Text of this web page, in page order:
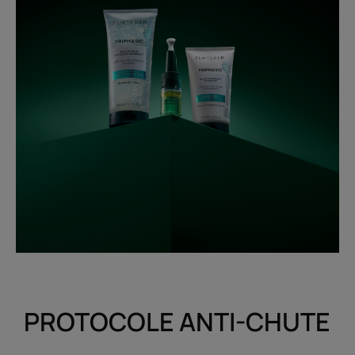
PROTOCOLE ANTI-CHUTE